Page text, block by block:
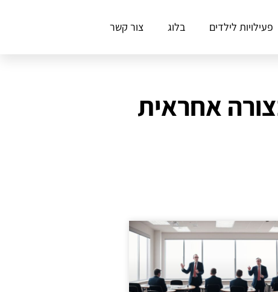
פעילויות לילדים בלוג צור קשר
אחראית